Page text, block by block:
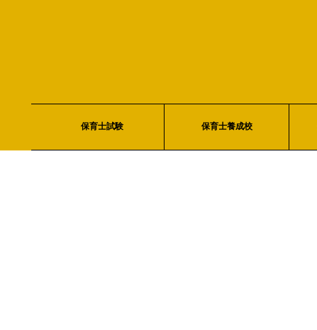
保育士試験 保育士養成校